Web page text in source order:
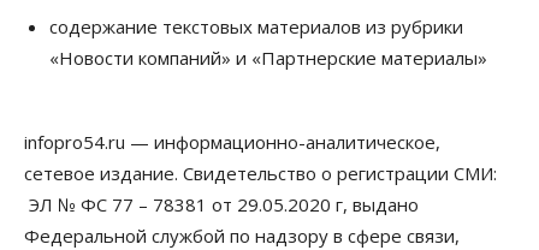
выстраивают системы защиты от атак БПЛА
07 Августа 2026, 09:00
листы на полмиллиарда рублей
07 Августа 2026, 08:00
содержание текстовых материалов из рубрики
«Новости компаний» и «Партнерские материалы»
infopro54.ru — информационно-аналитическое,
сетевое издание. Свидетельство о регистрации СМИ:
ЭЛ № ФС 77 – 78381 от 29.05.2020 г, выдано
Федеральной службой по надзору в сфере связи,